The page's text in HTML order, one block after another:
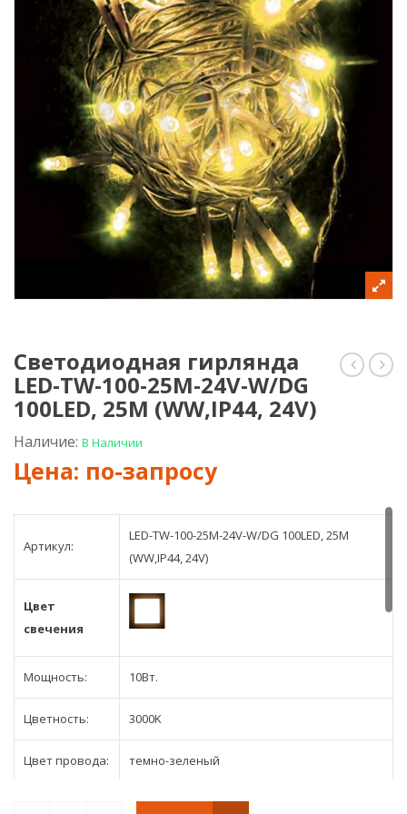
Светодиодная гирлянда
LED-TW-100-25M-24V-W/DG
100LED, 25M (WW,IP44, 24V)
Наличие: В Наличии
Артикул:
LED-TW-100-25M-24V-W/DG 100LED, 25M
(WW,IP44, 24V)
Цвет
свечения
Мощность: 10Вт.
Цветность: 3000K
Цвет провода: темно-зеленый